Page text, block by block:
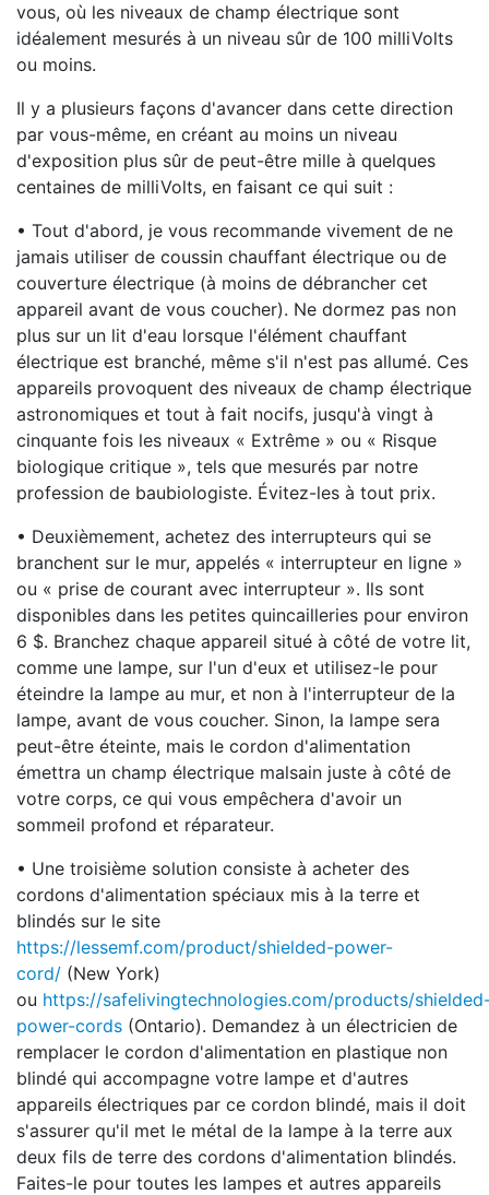
vous, où les niveaux de champ électrique sont
idéalement mesurés à un niveau sûr de 100 milliVolts
ou moins.
Il y a plusieurs façons d'avancer dans cette direction
par vous-même, en créant au moins un niveau
d'exposition plus sûr de peut-être mille à quelques
centaines de milliVolts, en faisant ce qui suit :
• Tout d'abord, je vous recommande vivement de ne
jamais utiliser de coussin chauffant électrique ou de
couverture électrique (à moins de débrancher cet
appareil avant de vous coucher). Ne dormez pas non
plus sur un lit d'eau lorsque l'élément chauffant
électrique est branché, même s'il n'est pas allumé. Ces
appareils provoquent des niveaux de champ électrique
astronomiques et tout à fait nocifs, jusqu'à vingt à
cinquante fois les niveaux « Extrême » ou « Risque
biologique critique », tels que mesurés par notre
profession de baubiologiste. Évitez-les à tout prix.
• Deuxièmement, achetez des interrupteurs qui se
branchent sur le mur, appelés « interrupteur en ligne »
ou « prise de courant avec interrupteur ». Ils sont
disponibles dans les petites quincailleries pour environ
6 $. Branchez chaque appareil situé à côté de votre lit,
comme une lampe, sur l'un d'eux et utilisez-le pour
éteindre la lampe au mur, et non à l'interrupteur de la
lampe, avant de vous coucher. Sinon, la lampe sera
peut-être éteinte, mais le cordon d'alimentation
émettra un champ électrique malsain juste à côté de
votre corps, ce qui vous empêchera d'avoir un
sommeil profond et réparateur.
• Une troisième solution consiste à acheter des
cordons d'alimentation spéciaux mis à la terre et
blindés sur le site
https://lessemf.com/product/shielded-power-
cord/ (New York)
ou https://safelivingtechnologies.com/products/
power-cords (Ontario). Demandez à un électricien de
remplacer le cordon d'alimentation en plastique non
blindé qui accompagne votre lampe et d'autres
appareils électriques par ce cordon blindé, mais il doit
s'assurer qu'il met le métal de la lampe à la terre aux
deux fils de terre des cordons d'alimentation blindés.
Faites-le pour toutes les lampes et autres appareils